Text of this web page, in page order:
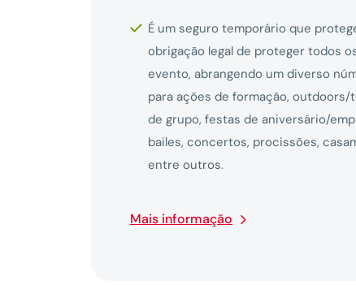
É um seguro temporário que
obrigação legal de proteger todos
evento, abrangendo um diverso
para ações de formação, outdoors/
de grupo, festas de aniversário/
bailes, concertos, procissões,
entre outros.
Mais informação